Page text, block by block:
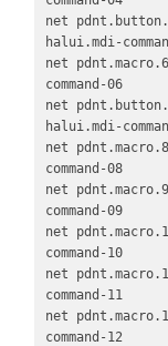
net
halui.mdi-
net
command-06
net
halui.mdi-
net
command-08
net
command-09
net
command-10
net
command-11
net
command-12